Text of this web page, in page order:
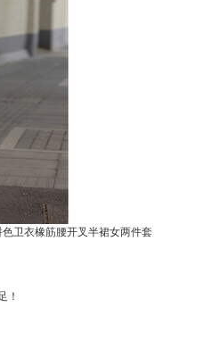
卫衣橡筋腰开叉半裙女两件套
！